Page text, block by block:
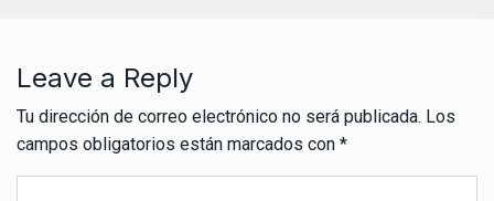
Leave a Reply
Tu dirección de correo electrónico no será publicada. Los
campos obligatorios están marcados con *